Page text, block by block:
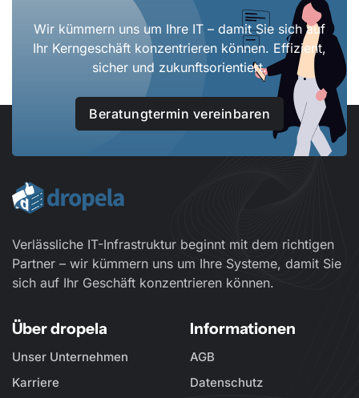
Wir kümmern uns um Ihre IT – damit Sie sich auf
Ihr Kerngeschäft konzentrieren können. Effizient,
sicher und zukunftsorientiert.
Beratungtermin vereinbaren
Verlässliche IT-Infrastruktur beginnt mit dem richtigen
Partner – wir kümmern uns um Ihre Systeme, damit Sie
sich auf Ihr Geschäft konzentrieren können.
Über dropela
Unser Unternehmen
Karriere
Informationen
AGB
Datenschutz